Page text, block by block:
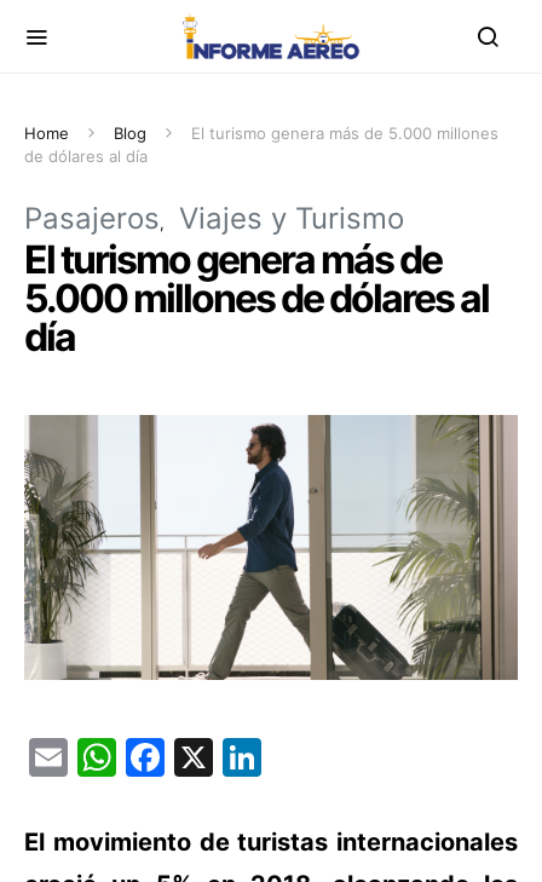
Home Blog
El turismo genera más de 5.000 millones
de dólares al día
Pasajeros Viajes y Turismo
El turismo genera más de
5.000 millones de dólares al
día
EmailWhatsApp
Facebook
X
El movimiento de turistas internacionales